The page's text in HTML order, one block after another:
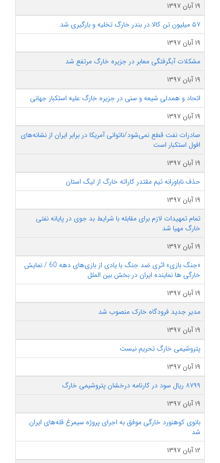
۱۹ آبان ۱۳۹۷
۵۷ میلیون تن کالا در بندر خارگ تخلیه و بارگیری شد
۱۹ آبان ۱۳۹۷
مشکلات آبگرفتگی معابر در جزیره خارگ مرتفع شد
۱۹ آبان ۱۳۹۷
اتحاد و همدلی شیعه و سنی در جزیره خارگ علیه استکبار جهانی
۱۹ آبان ۱۳۹۷
صادرات نفت قطع نمی‌شود/ناتوانی آمریکا در برابر ایران از نشانه‌های
افول استکبار است
۱۹ آبان ۱۳۹۷
حذف ناباورانه تیم مقتدر کاراته خارگ از لیگ استان
۱۹ آبان ۱۳۹۷
تمام تمهیدات لازم برای مقابله با شرایط بد جوی در پایانه نفتی
خارگ مهیا شد
۱۹ آبان ۱۳۹۷
«جنگ بازی» اثری ضد جنگ با یادی از بازی‌های دهه 60 / نمایش
خارگی ها نماینده ایران در بخش بین الملل
۱۹ آبان ۱۳۹۷
مدیر جدید فرودگاه خارک منصوب شد
۱۹ آبان ۱۳۹۷
پتروشیمی خارگ تحریم نیست
۱۹ آبان ۱۳۹۷
۸۷۹۹ ریال سود در کارنامه درخشان پتروشیمی خارگ
۱۹ آبان ۱۳۹۷
بانوی کوهنورد خارگی موفق به اجرای پروژه سیمرغ قله‌های ایران
شد
۱۲ آبان ۱۳۹۷